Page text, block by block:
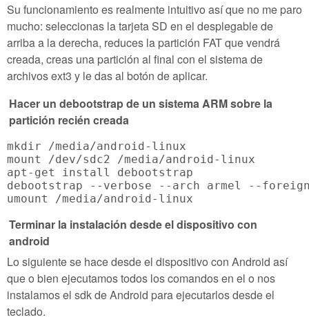
Su funcionamiento es realmente intuitivo así que no me paro
mucho: seleccionas la tarjeta SD en el desplegable de
arriba a la derecha, reduces la partición FAT que vendrá
creada, creas una partición al final con el sistema de
archivos ext3 y le das al botón de aplicar.
Hacer un debootstrap de un sistema ARM sobre la
partición recién creada
mkdir /media/android-linux
mount /dev/sdc2 /media/android-linux
apt-get install debootstrap
debootstrap --verbose --arch armel --
Terminar la instalación desde el dispositivo con
android
Lo siguiente se hace desde el dispositivo con Android así
que o bien ejecutamos todos los comandos en el o nos
instalamos el sdk de Android para ejecutarlos desde el
teclado.